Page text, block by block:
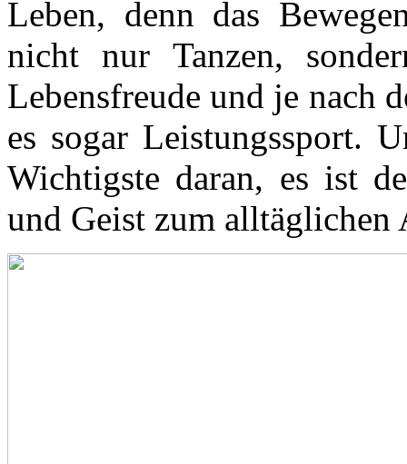
Leben, denn das
nicht nur Tanzen,
Lebensfreude und je nach
es sogar Leistungssport.
Wichtigste daran, es ist
und Geist zum alltäglichen